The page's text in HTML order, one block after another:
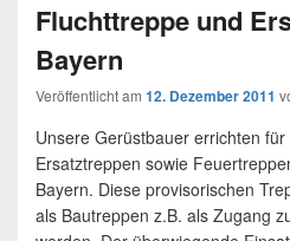
Fluchttreppe und
Bayern
Veröffentlicht am 12. Dezember 2011
Unsere Gerüstbauer errichten
Ersatztreppen sowie
Bayern. Diese provisorischen
als Bautreppen z.B. als Zugang